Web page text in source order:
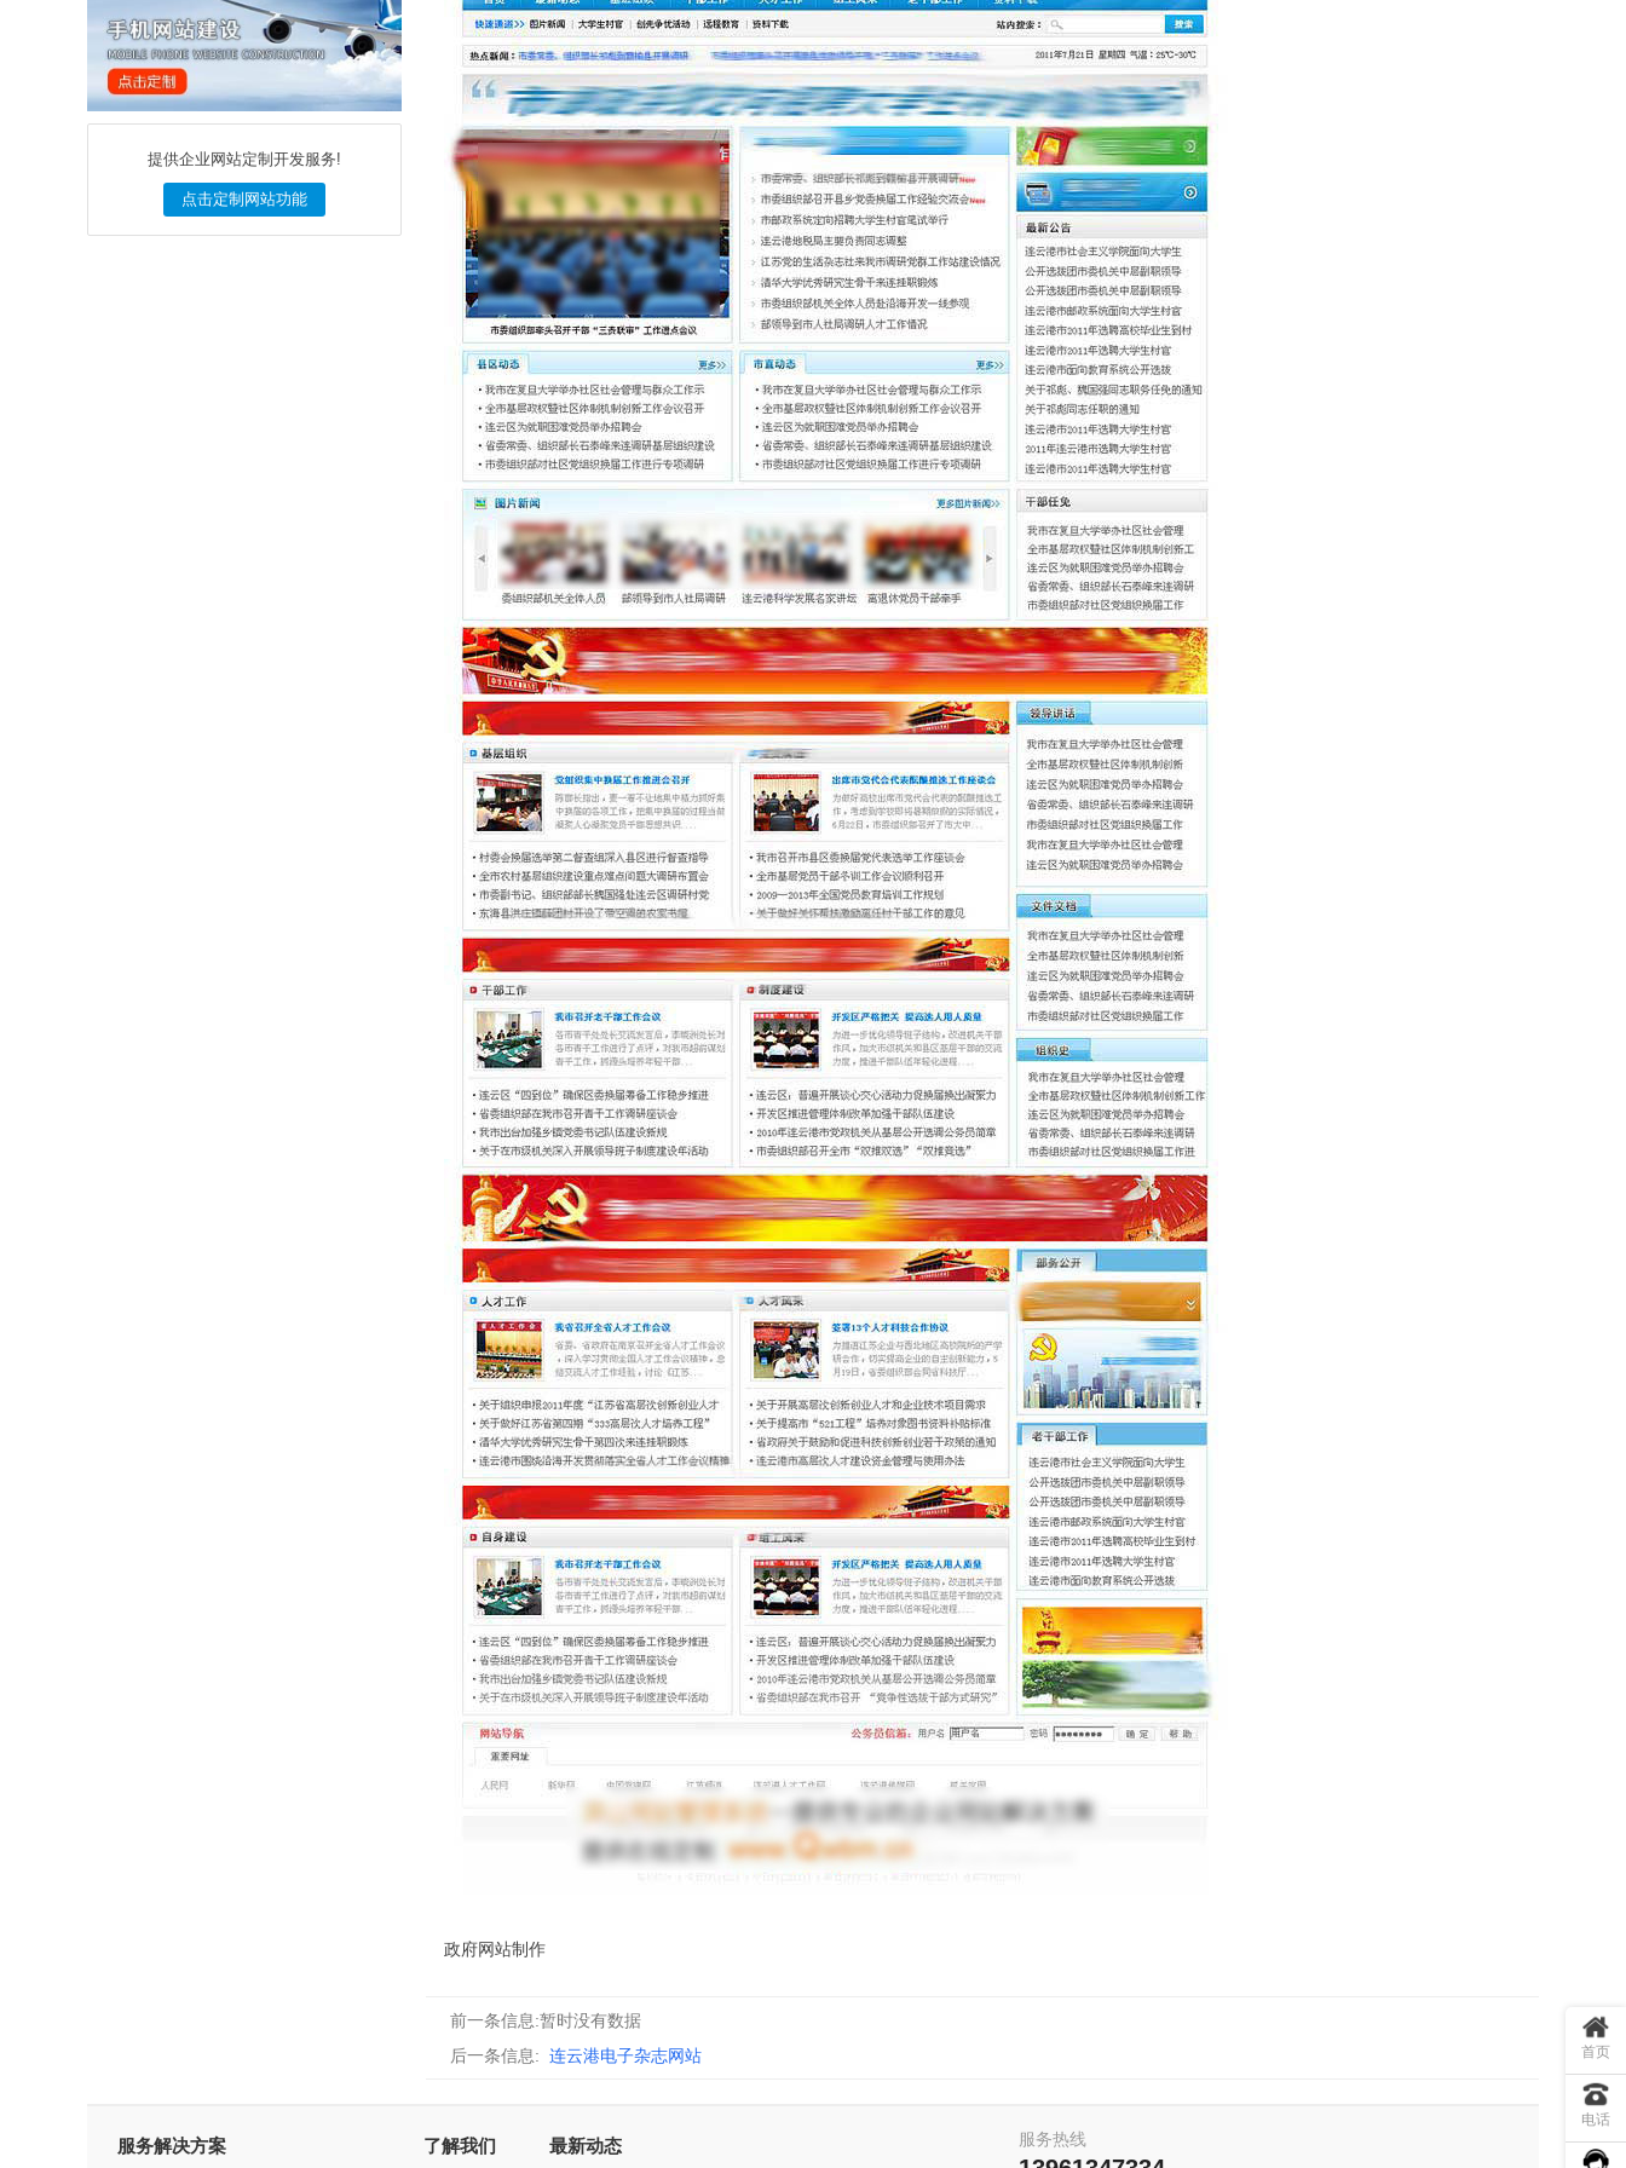
政府网站制作
前一条信息:暂时没有数据
后一条信息: 连云港电子杂志网站
提供企业网站定制开发服务!
点击定制网站功能
服务解决方案 了解我们 最新动态 服务热线
首页
电话